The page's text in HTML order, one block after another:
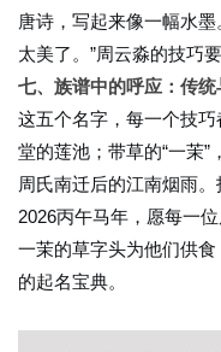
唐诗，写起来像一幅水
太美了。”周云淼的技巧
七、族谱中的呼应：传
这五个名字，每一个技巧
堂的莲池；带草的“一茉
周氏南迁后的江南烟雨
2026丙午马年，愿每一
一茉的草字头为他们供
的起名宝典。